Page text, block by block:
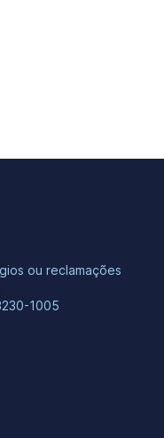
ou reclamações
1005